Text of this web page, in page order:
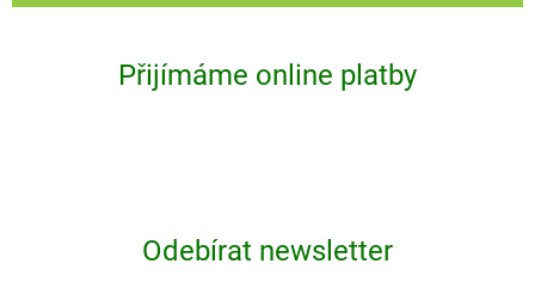
Přijímáme online platby
Odebírat newsletter